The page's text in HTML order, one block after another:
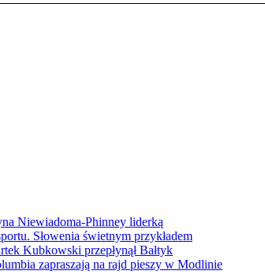
Niewiadoma-Phinney liderką
Słowenia świetnym przykładem
Kubkowski przepłynął Bałtyk
zapraszają na rajd pieszy w Modlinie